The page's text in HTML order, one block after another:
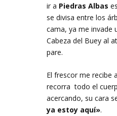
ir a Piedras Albas
se divisa entre los
cama, ya me invade
Cabeza del Buey al
pare.
El frescor me recibe
recorra todo el
acercando, su cara
ya estoy aquí».